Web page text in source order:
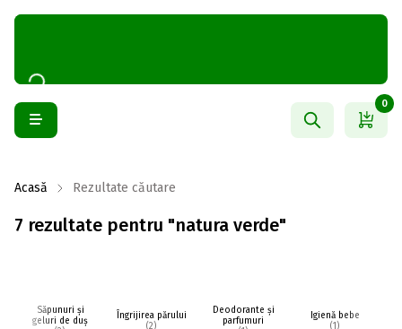
0
Acasă Rezultate căutare
7 rezultate pentru "natura verde"
Săpunuri și
geluri de duș
Îngrijirea părului
(2)
Deodorante și
parfumuri
Igienă bebe
(1)